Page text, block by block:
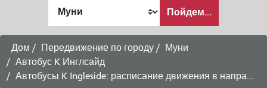
хочу
путешествовать
Пойдем...
Дом Передвижение по городу
Муни
Автобус K Инглсайд
Автобусы K Ingleside: расписание движения в направлении центра города.